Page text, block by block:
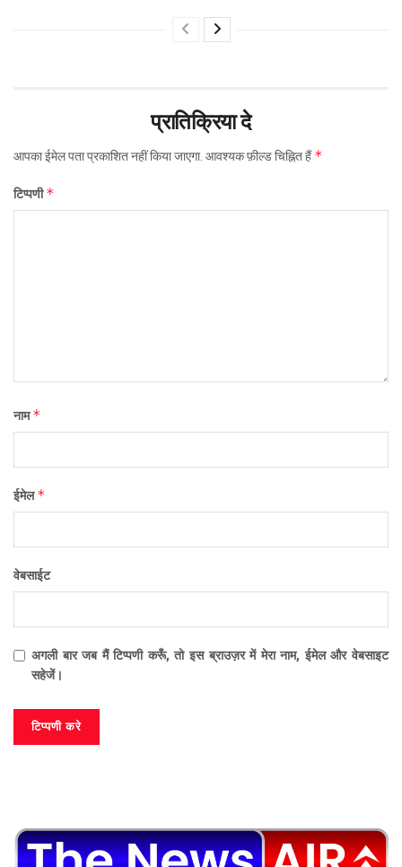
प्रातिक्रिया दे
आपका ईमेल पता प्रकाशित नहीं किया जाएगा. आवश्यक फ़ील्ड चिह्नित हैं*
टिप्पणी*
नाम*
ईमेल*
वेबसाईट
अगली बार जब मैं टिप्पणी करूँ, तो इस ब्राउज़र में मेरा नाम, ईमेल और वेबसाइट
सहेजें।